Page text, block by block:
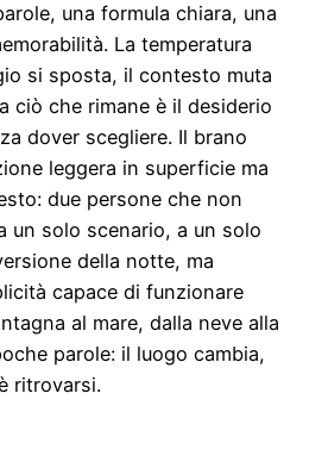
una formula chiara, una
La temperatura
si sposta, il contesto muta
ciò che rimane è il desiderio
dover scegliere. Il brano
leggera in superficie ma
due persone che non
un solo scenario, a un solo
della notte, ma
capace di funzionare
al mare, dalla neve alla
parole: il luogo cambia,
ritrovarsi.